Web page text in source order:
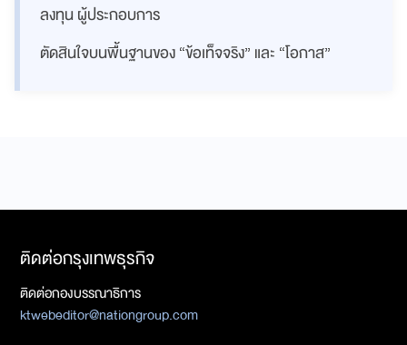
ลงทุน ผู้ประกอบการ
ตัดสินใจบนพื้นฐานของ “ข้อเท็จจริง” และ “โอกาส”
ติดต่อกรุงเทพธุรกิจ
ติดต่อกองบรรณาธิการ
ktwebeditor@nationgroup.com